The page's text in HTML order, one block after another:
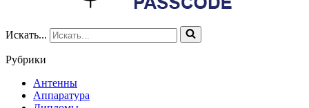
Искать...
Рубрики
Антенны
Аппаратура